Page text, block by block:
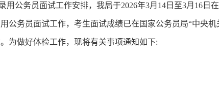
公务员面试工作安排，我局于2026年3月14日至3月16日
公务员面试工作，考生面试成绩已在国家公务员局“中央
为做好体检工作，现将有关事项通知如下: